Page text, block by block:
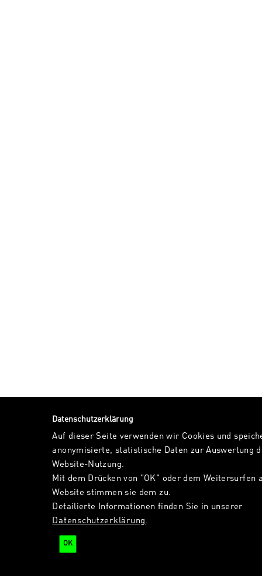
Datenschutzerklärung
Auf dieser Seite verwenden wir Cookies und
anonymisierte, statistische Daten zur Auswertung
Website-Nutzung.
Mit dem Drücken von "OK" oder dem Weitersurfen
Website stimmen sie dem zu.
Detailierte Informationen finden Sie in unserer
Datenschutzerklärung .
OK